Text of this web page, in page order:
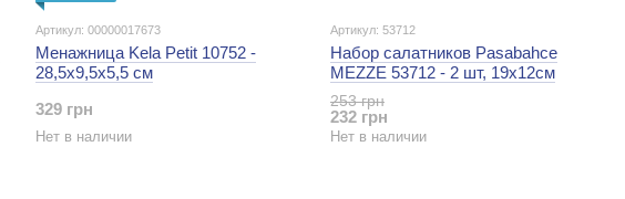
Артикул: 00000017673
Менажница Kela Petit 10752 -
28,5х9,5х5,5 см
329 грн
Нет в наличии
Артикул: 53712
Набор салатников Pasabahce
MEZZE 53712 - 2 шт, 19х12см
253 грн
232 грн
Нет в наличии